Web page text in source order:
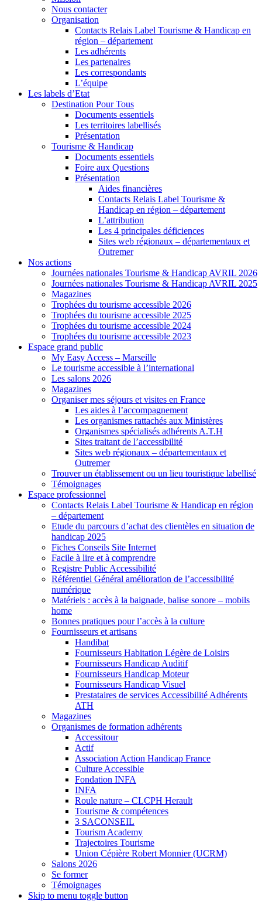
Nous contacter
Organisation
Contacts Relais Label Tourisme & Handicap en
région – département
Les adhérents
Les partenaires
Les correspondants
L’équipe
Les labels d’Etat
Destination Pour Tous
Documents essentiels
Les territoires labellisés
Présentation
Tourisme & Handicap
Documents essentiels
Foire aux Questions
Présentation
Aides financières
Contacts Relais Label Tourisme &
Handicap en région – département
L’attribution
Les 4 principales déficiences
Sites web régionaux – départementaux et
Outremer
Nos actions
Journées nationales Tourisme & Handicap AVRIL 2026
Journées nationales Tourisme & Handicap AVRIL 2025
Magazines
Trophées du tourisme accessible 2026
Trophées du tourisme accessible 2025
Trophées du tourisme accessible 2024
Trophées du tourisme accessible 2023
Espace grand public
My Easy Access – Marseille
Le tourisme accessible à l’international
Les salons 2026
Magazines
Organiser mes séjours et visites en France
Les aides à l’accompagnement
Les organismes rattachés aux Ministères
Organismes spécialisés adhérents A.T.H
Sites traitant de l’accessibilité
Sites web régionaux – départementaux et
Outremer
Trouver un établissement ou un lieu touristique labellisé
Témoignages
Espace professionnel
Contacts Relais Label Tourisme & Handicap en région
– département
Etude du parcours d’achat des clientèles en situation de
handicap 2025
Fiches Conseils Site Internet
Facile à lire et à comprendre
Registre Public Accessibilité
Référentiel Général amélioration de l’accessibilité
numérique
Matériels : accès à la baignade, balise sonore – mobils
home
Bonnes pratiques pour l’accès à la culture
Fournisseurs et artisans
Handibat
Fournisseurs Habitation Légère de Loisirs
Fournisseurs Handicap Auditif
Fournisseurs Handicap Moteur
Fournisseurs Handicap Visuel
Prestataires de services Accessibilité Adhérents
ATH
Magazines
Organismes de formation adhérents
Accessitour
Actif
Association Action Handicap France
Culture Accessible
Fondation INFA
INFA
Roule nature – CLCPH Herault
Tourisme & compétences
3 SACONSEIL
Tourism Academy
Trajectoires Tourisme
Union Cépière Robert Monnier (UCRM)
Salons 2026
Se former
Témoignages
Skip to menu toggle button